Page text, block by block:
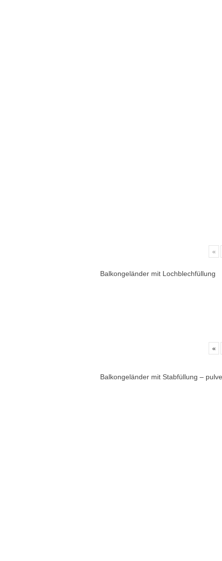
«
Balkongeländer mit Lochblechfüllung
«
Balkongeländer mit Stabfüllung –